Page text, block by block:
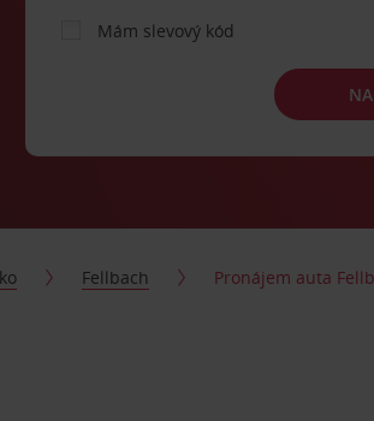
Mám slevový kód
Fellbach Pronájem auta